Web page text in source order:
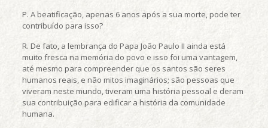
P. A beatificação, apenas 6 anos após a sua morte, pode ter
contribuído para isso?
R. De fato, a lembrança do Papa João Paulo II ainda está
muito fresca na memória do povo e isso foi uma vantagem,
até mesmo para compreender que os santos são seres
humanos reais, e não mitos imaginários; são pessoas que
viveram neste mundo, tiveram uma história pessoal e deram
sua contribuição para edificar a história da comunidade
humana.